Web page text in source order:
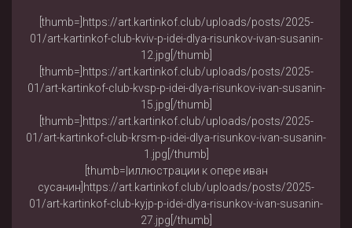
[thumb=]https://art.kartinkof.club/uploads/posts/2025-
01/art-kartinkof-club-kviv-p-idei-dlya-risunkov-ivan-susanin-
12.jpg[/thumb]
[thumb=]https://art.kartinkof.club/uploads/posts/2025-
01/art-kartinkof-club-kvsp-p-idei-dlya-risunkov-ivan-susanin-
15.jpg[/thumb]
[thumb=]https://art.kartinkof.club/uploads/posts/2025-
01/art-kartinkof-club-krsm-p-idei-dlya-risunkov-ivan-susanin-
1.jpg[/thumb]
[thumb=|иллюстрации к опере иван
сусанин]https://art.kartinkof.club/uploads/posts/2025-
01/art-kartinkof-club-kyjp-p-idei-dlya-risunkov-ivan-susanin-
27.jpg[/thumb]